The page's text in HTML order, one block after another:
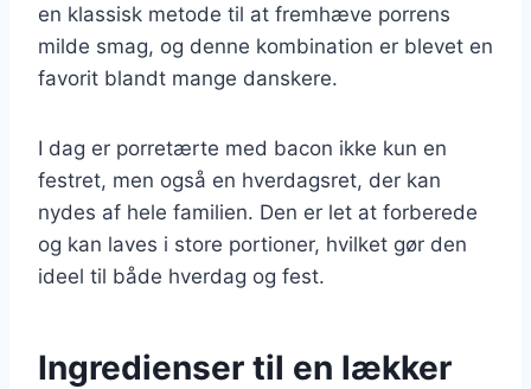
en klassisk metode til at fremhæve porrens
milde smag, og denne kombination er blevet en
favorit blandt mange danskere.
I dag er porretærte med bacon ikke kun en
festret, men også en hverdagsret, der kan
nydes af hele familien. Den er let at forberede
og kan laves i store portioner, hvilket gør den
ideel til både hverdag og fest.
Ingredienser til en lækker